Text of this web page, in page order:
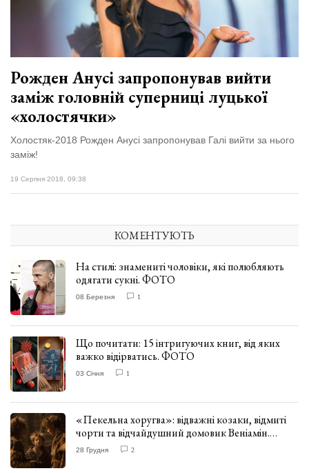
XIX
Спартакіада
VolWe...
29 Липня 2026
566 переглядів
Персона
Лайф
Афіша
Політика конфіденційності
Рожден Анусі запропонував вийти
заміж головній суперниці луцької
«холостячки»
Холостяк-2018 Рожден Анусі запропонував Галі вийти за нього
заміж!
19 Серпня 2018, 09:38
КОМЕНТУЮТЬ
На стилі: знамениті чоловіки, які полюбляють
одягати сукні. ФОТО
08 Березня 1
Що почитати: 15 інтригуючих книг, від яких
важко відірватись. ФОТО
03 Січня 1
«Пекельна хоругва»: відважні козаки, відмиті
чорти та відчайдушний домовик Веніамін.
ВІДГУК
28 Грудня 2